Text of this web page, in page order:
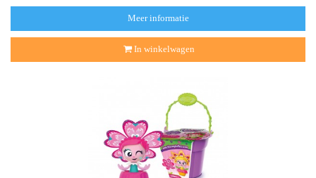
Meer informatie
In winkelwagen